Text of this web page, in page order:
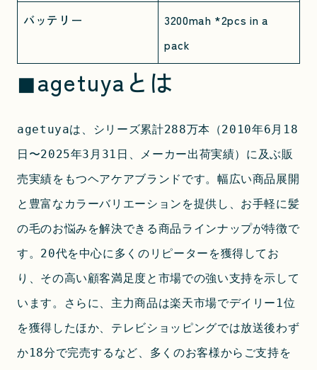
バッテリー
3200mah *2pcs in a
pack
◼︎agetuyaとは
agetuyaは、シリーズ累計288万本（2010年6月18
日〜2025年3月31日、メーカー出荷実績）に及ぶ販
売実績をもつヘアケアブランドです。幅広い商品展開
と豊富なカラーバリエーションを提供し、お手軽に髪
の毛のお悩みを解決できる商品ラインナップが特徴で
す。20代を中心に多くのリピーターを獲得してお
り、その高い顧客満足度と市場での強い支持を示して
います。さらに、主力商品は楽天市場でデイリー1位
を獲得したほか、テレビショッピングでは放送後わず
か18分で完売するなど、多くのお客様からご支持を